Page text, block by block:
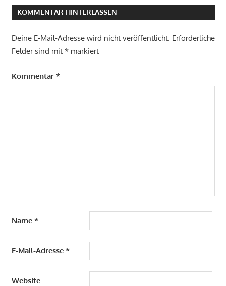
KOMMENTAR HINTERLASSEN
Deine E-Mail-Adresse wird nicht veröffentlicht. Erforderliche
Felder sind mit *markiert
Kommentar *
Name *
E-Mail-Adresse *
Website